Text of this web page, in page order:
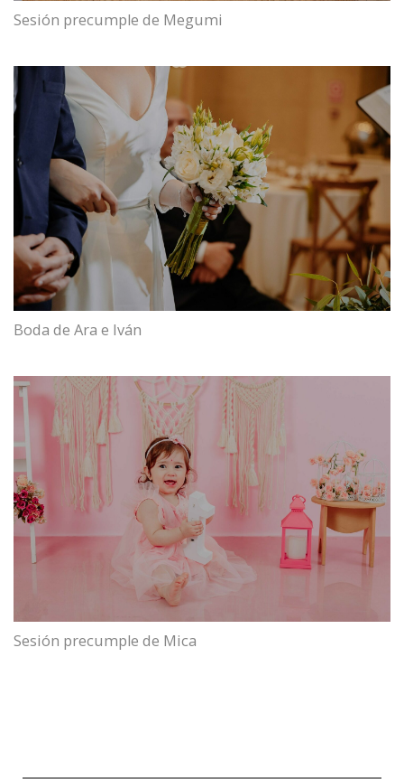
Sesión precumple de Megumi
Boda de Ara e Iván
Sesión precumple de Mica